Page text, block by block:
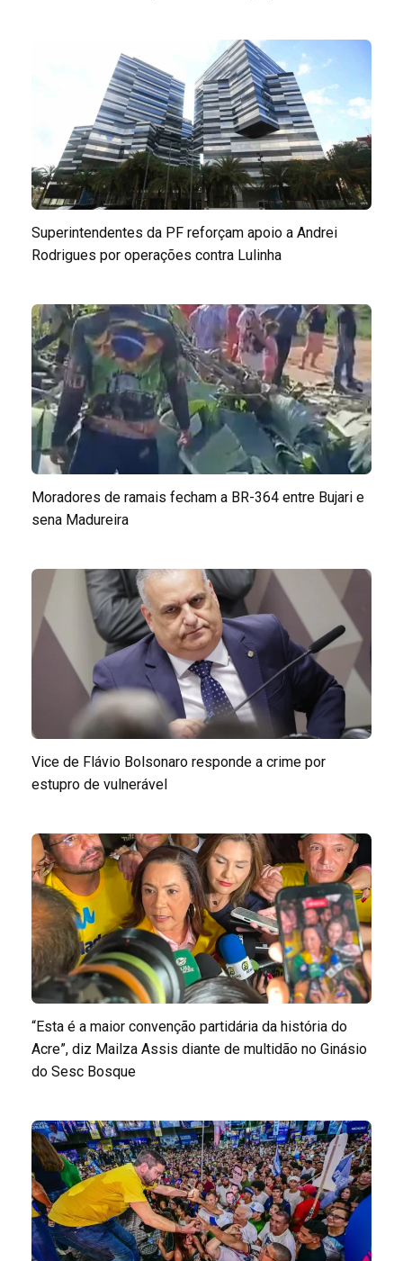
Superintendentes da PF reforçam apoio a Andrei
Rodrigues por operações contra Lulinha
Moradores de ramais fecham a BR-364 entre Bujari e
sena Madureira
Vice de Flávio Bolsonaro responde a crime por
estupro de vulnerável
“Esta é a maior convenção partidária da história do
Acre”, diz Mailza Assis diante de multidão no Ginásio
do Sesc Bosque